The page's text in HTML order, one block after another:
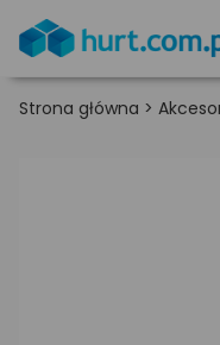
Strona główna >